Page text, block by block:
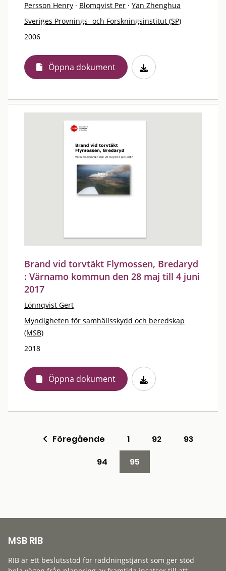
Persson Henry · Blomqvist Per · Yan Zhenghua
Sveriges Provnings- och Forskningsinstitut (SP)
2006
Öppna dokument
Brand vid torvtäkt Flymossen, Bredaryd
: Värnamo kommun den 28 maj till 4 juni
2017
Lönnqvist Gert
Myndigheten för samhällsskydd och beredskap
(MSB)
2018
Öppna dokument
Föregående 1 92
93
94
95
MSB RIB
RIB är ett beslutsstöd för räddningstjänst som ger stöd